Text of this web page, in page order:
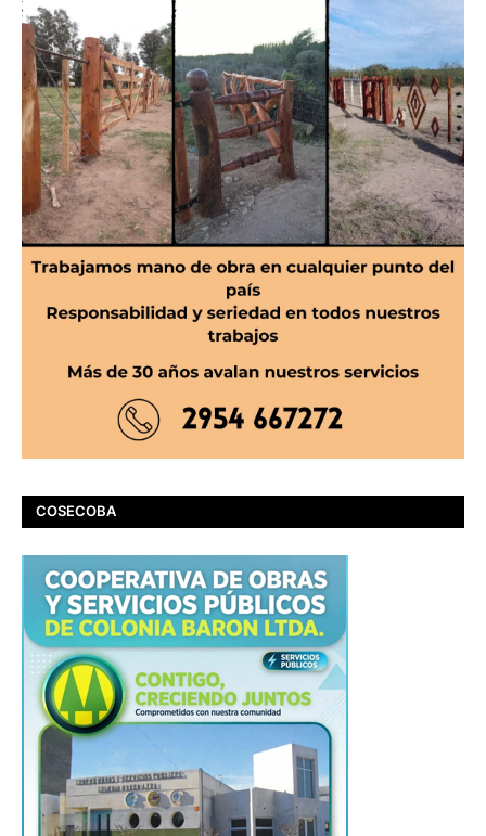
COSECOBA